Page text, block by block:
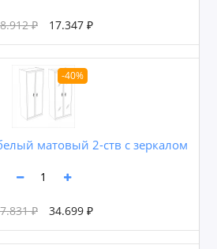
₽ 17.347 ₽
-40%
матовый 2-ств с зеркалом
₽ 34.699 ₽